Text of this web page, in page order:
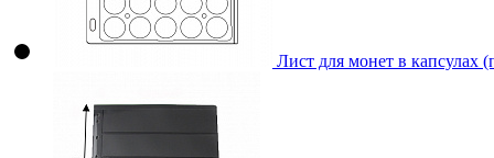
Лист для монет в капсулах